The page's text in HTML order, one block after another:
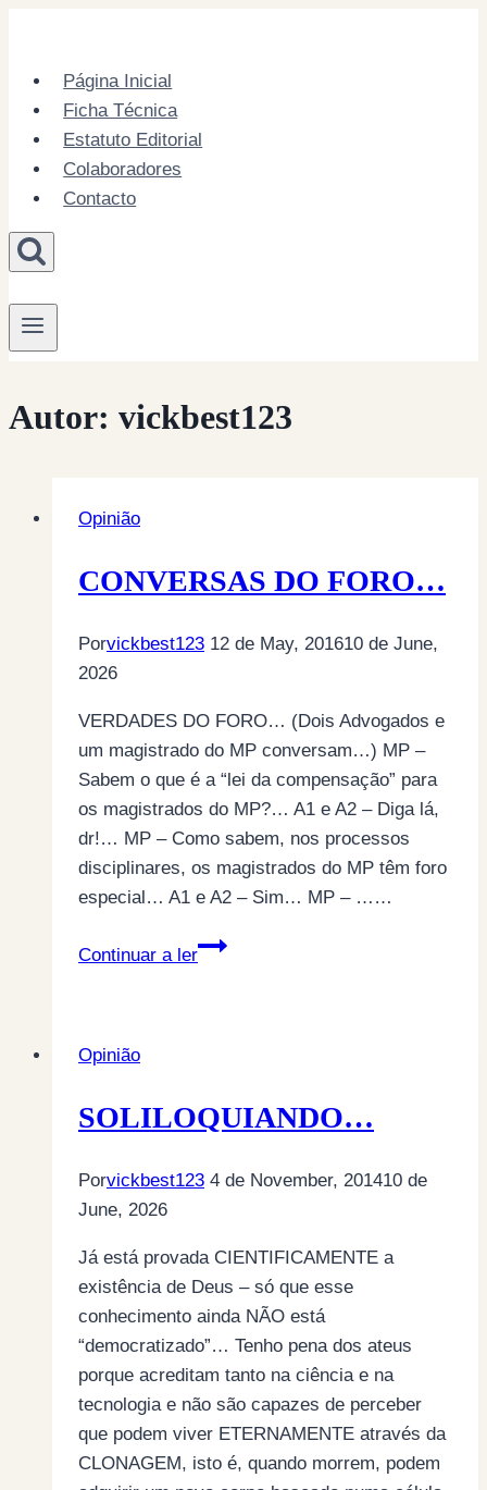
contentPágina Inicial
Ficha Técnica
Estatuto Editorial
Colaboradores
Contacto
Autor: vickbest123
Opinião
CONVERSAS DO FORO…
Porvickbest123 12 de May, 201610 de June,
2026
VERDADES DO FORO… (Dois Advogados e
um magistrado do MP conversam…) MP –
Sabem o que é a “lei da compensação” para
os magistrados do MP?… A1 e A2 – Diga lá,
dr!… MP – Como sabem, nos processos
disciplinares, os magistrados do MP têm foro
especial… A1 e A2 – Sim… MP – ……
Continuar a ler
CONVERSAS
Opinião
SOLILOQUIANDO…
Porvickbest123 4 de November, 201410 de
June, 2026
Já está provada CIENTIFICAMENTE a
existência de Deus – só que esse
conhecimento ainda NÃO está
“democratizado”… Tenho pena dos ateus
porque acreditam tanto na ciência e na
tecnologia e não são capazes de perceber
que podem viver ETERNAMENTE através da
CLONAGEM, isto é, quando morrem, podem